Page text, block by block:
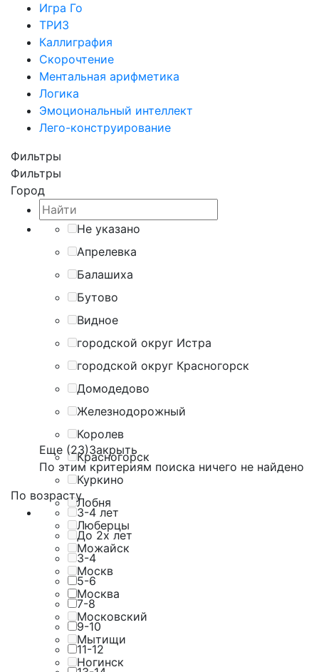
Игра Го
ТРИЗ
Каллиграфия
Скорочтение
Ментальная арифметика
Логика
Эмоциональный интеллект
Лего-конструирование
Фильтры
Фильтры
Город
Не указано
Апрелевка
Балашиха
Бутово
Видное
городской округ Истра
городской округ Красногорск
Домодедово
Железнодорожный
Королев
Красногорск
Куркино
Лобня
Люберцы
Можайск
Москв
Москва
Московский
Мытищи
Ногинск
Еще (23)Закрыть
По этим критериям поиска ничего не найдено
По возрасту
3-4 лет
До 2х лет
3-4
5-6
7-8
9-10
11-12